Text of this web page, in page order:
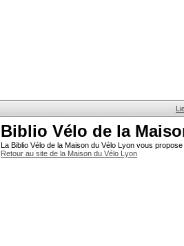
Biblio Vélo de la
La Biblio Vélo de la Maison du Vélo Lyon vous
Retour au site de la Maison du Vélo Lyon